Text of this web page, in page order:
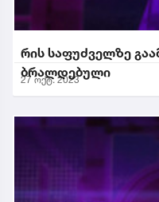
რის საფუძველზე
ბრალდებული
27 ოქტ. 2023